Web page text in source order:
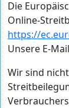
Die
Online-
https://
Unsere E-
Wir sind